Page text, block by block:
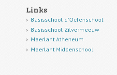
Links
Basisschool d'Oefenschool
Basisschool Zilvermeeuw
Maerlant Atheneum
Maerlant Middenschool